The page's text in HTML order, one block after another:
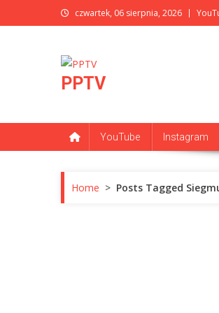
to
czwartek, 06 sierpnia, 2026
PPTV
YouTube Instagram
Home > Posts Tagged